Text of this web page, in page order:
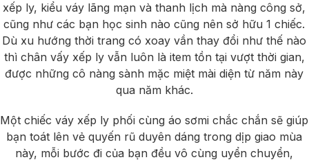
xếp ly, kiểu váy lãng mạn và thanh lịch mà nàng công sở,
cũng như các bạn học sinh nào cũng nên sở hữu 1 chiếc.
Dù xu hướng thời trang có xoay vần thay đổi như thế nào
thì chân vấy xếp ly vẫn luôn là item tồn tại vượt thời gian,
được những cô nàng sành mặc miệt mài diện từ năm này
qua năm khác.
Một chiếc váy xếp ly phối cùng áo sơmi chắc chắn sẽ giúp
bạn toát lên vẻ quyến rũ duyên dáng trong dịp giao mùa
này, mỗi bước đi của bạn đều vô cùng uyển chuyển,